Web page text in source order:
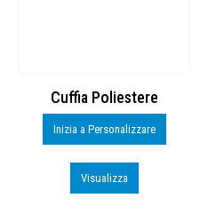
Cuffia Poliestere
Inizia a Personalizzare
Visualizza